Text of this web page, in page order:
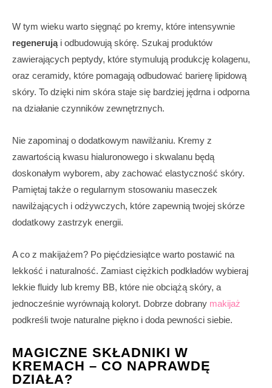
W tym wieku warto sięgnąć po kremy, które intensywnie
regenerująi odbudowują skórę. Szukaj produktów
zawierających peptydy, które stymulują produkcję kolagenu,
oraz ceramidy, które pomagają odbudować barierę lipidową
skóry. To dzięki nim skóra staje się bardziej jędrna i odporna
na działanie czynników zewnętrznych.
Nie zapominaj o dodatkowym nawilżaniu. Kremy z
zawartością kwasu hialuronowego i skwalanu będą
doskonałym wyborem, aby zachować elastyczność skóry.
Pamiętaj także o regularnym stosowaniu maseczek
nawilżających i odżywczych, które zapewnią twojej skórze
dodatkowy zastrzyk energii.
A co z makijażem? Po pięćdziesiątce warto postawić na
lekkość i naturalność. Zamiast ciężkich podkładów wybieraj
lekkie fluidy lub kremy BB, które nie obciążą skóry, a
jednocześnie wyrównają koloryt. Dobrze dobrany makijaż
podkreśli twoje naturalne piękno i doda pewności siebie.
MAGICZNE SKŁADNIKI W
KREMACH – CO NAPRAWDĘ
DZIAŁA?